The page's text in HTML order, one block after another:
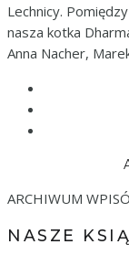
Lechnicy.
nasza kotka
Anna Nacher,
ARCHIWUM
NASZE